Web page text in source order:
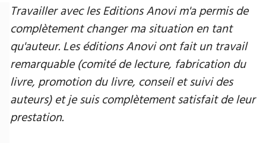
Travailler avec les Editions Anovi m'a permis de
complètement changer ma situation en tant
qu'auteur. Les éditions Anovi ont fait un travail
remarquable (comité de lecture, fabrication du
livre, promotion du livre, conseil et suivi des
auteurs) et je suis complètement satisfait de leur
prestation.